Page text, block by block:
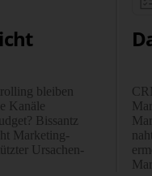
bleiben
Kanäle
Bissantz
Marketing-
Ursachen­